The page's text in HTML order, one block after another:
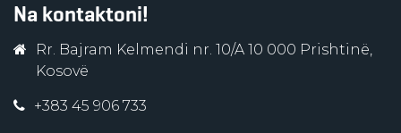
Na kontaktoni!
Rr. Bajram Kelmendi nr. 10/A 10 000 Prishtinë,
Kosovë
+383 45 906 733